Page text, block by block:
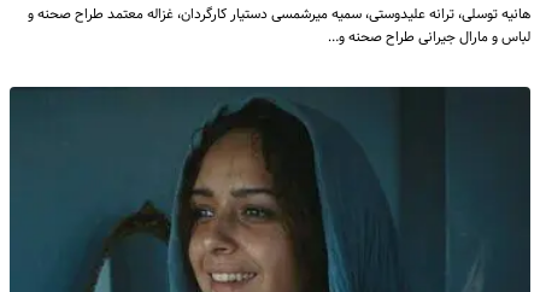
هانیه توسلی، ترانه علیدوستی، سمیه میرشمسی دستیار کارگردان، غزاله معتمد طراح صحنه و
لباس و مارال جیرانی طراح صحنه و…